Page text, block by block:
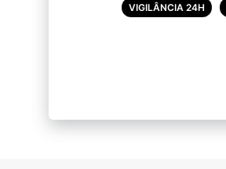
VIGILÂNCIA 24H